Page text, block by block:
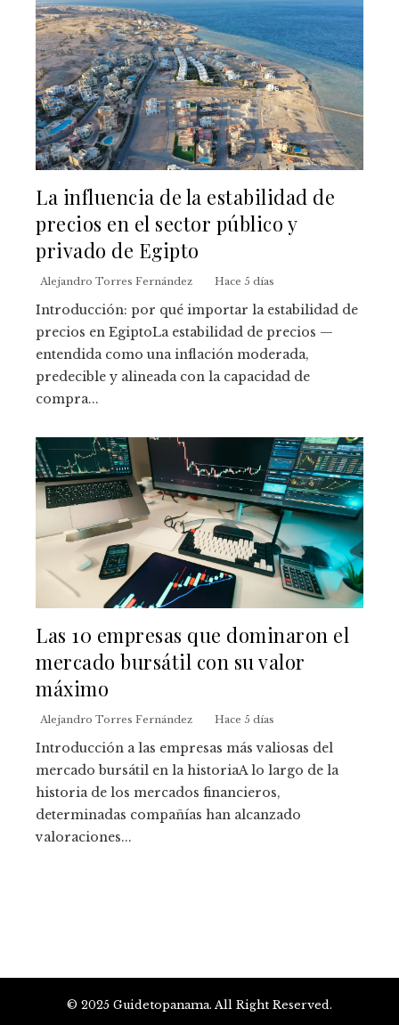
La influencia de la estabilidad de
precios en el sector público y
privado de Egipto
Alejandro Torres Fernández Hace 5 días
Introducción: por qué importar la estabilidad de
precios en EgiptoLa estabilidad de precios —
entendida como una inflación moderada,
predecible y alineada con la capacidad de
compra...
Las 10 empresas que dominaron el
mercado bursátil con su valor
máximo
Alejandro Torres Fernández Hace 5 días
Introducción a las empresas más valiosas del
mercado bursátil en la historiaA lo largo de la
historia de los mercados financieros,
determinadas compañías han alcanzado
valoraciones...
© 2025 Guidetopanama. All Right Reserved.